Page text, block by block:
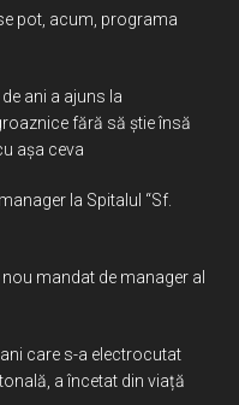
pot, acum, programa
ani a ajuns la
fără să ştie însă
așa ceva
la Spitalul “Sf.
mandat de manager al
care s-a electrocutat
a încetat din viață